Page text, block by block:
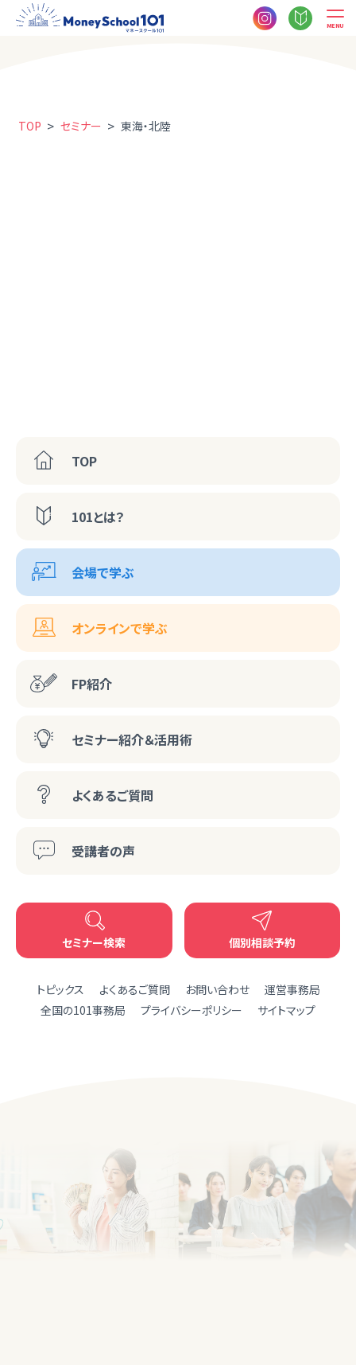
MENU
TOP > セミナー > 東海・北陸
TOP
101とは？
会場で学ぶ
オンラインで学ぶ
FP紹介
セミナー紹介＆活用術
よくあるご質問
受講者の声
セミナー検索 個別相談予約
トピックス よくあるご質問 お問い合わせ
運営事務局
全国の101事務局
プライバシーポリシー サイトマップ